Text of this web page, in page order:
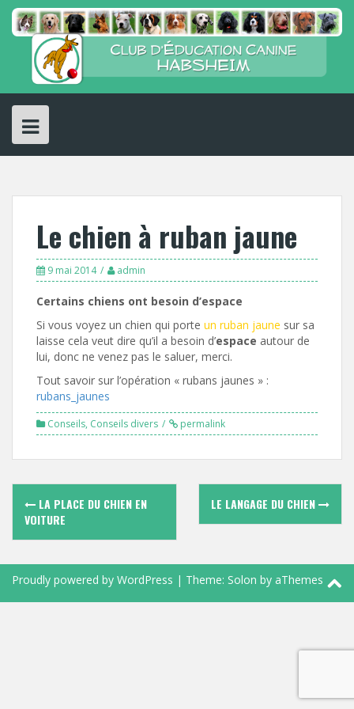
Skip
content
Le chien à ruban jaune
9 mai 2014 admin
Certains chiens ont besoin d’espace
Si vous voyez un chien qui porte un ruban jaune sur sa
laisse cela veut dire qu’il a besoin d’espace autour de
lui, donc ne venez pas le saluer, merci.
Tout savoir sur l’opération « rubans jaunes » :
rubans_jaunes
Conseils, Conseils divers permalink
Navigation
des
articles
LA PLACE DU CHIEN EN
VOITURE
LE LANGAGE DU CHIEN
Proudly powered by WordPress | Theme: Solon by aThemes